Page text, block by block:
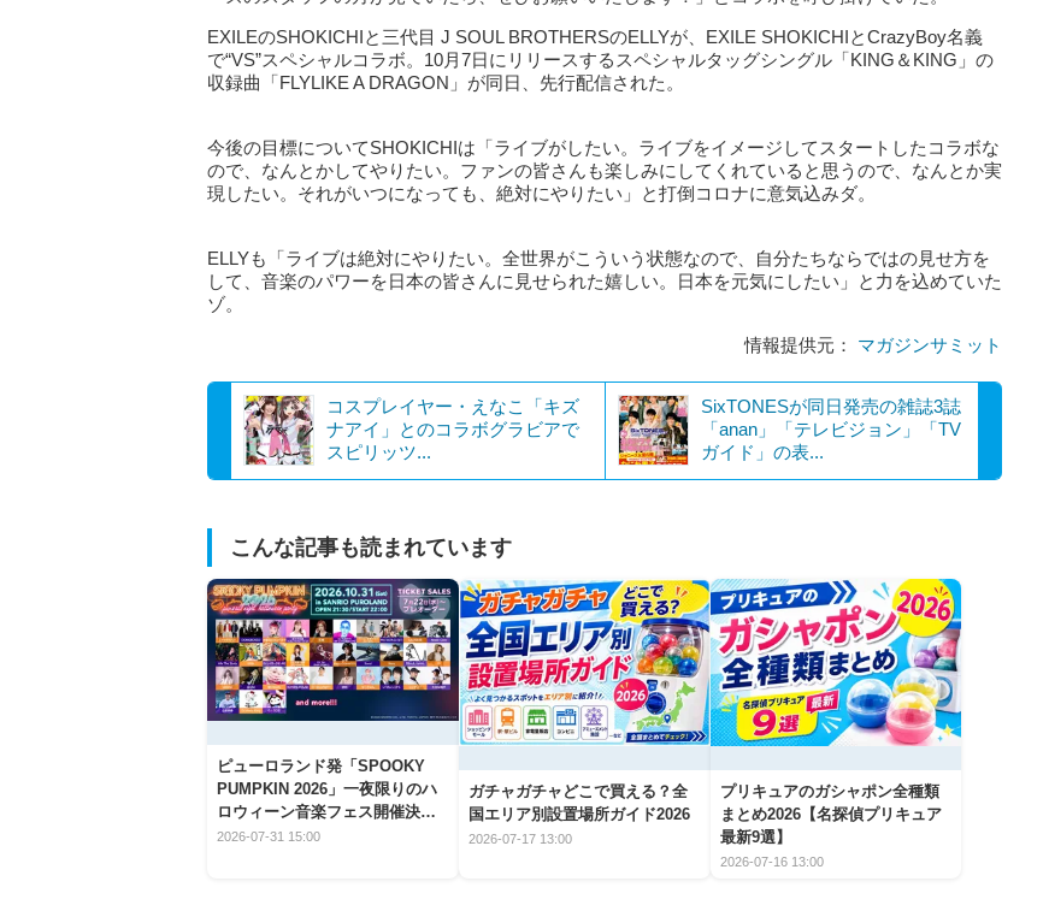
EXILEのSHOKICHIと三代目 J SOUL BROTHERSのELLYが、EXILE SHOKICHIとCrazyBoy名義
で“VS”スペシャルコラボ。10月7日にリリースするスペシャルタッグシングル「KING＆KING」の
収録曲「FLYLIKE A DRAGON」が同日、先行配信された。
今後の目標についてSHOKICHIは「ライブがしたい。ライブをイメージしてスタートしたコラボな
ので、なんとかしてやりたい。ファンの皆さんも楽しみにしてくれていると思うので、なんとか実
現したい。それがいつになっても、絶対にやりたい」と打倒コロナに意気込みダ。
ELLYも「ライブは絶対にやりたい。全世界がこういう状態なので、自分たちならではの見せ方を
して、音楽のパワーを日本の皆さんに見せられた嬉しい。日本を元気にしたい」と力を込めていた
ゾ。
情報提供元： マガジンサミット
コスプレイヤー・えなこ「キズ
ナアイ」とのコラボグラビアで
スピリッツ...
SixTONESが同日発売の雑誌3誌
「anan」「テレビジョン」「TV
ガイド」の表...
こんな記事も読まれています
ピューロランド発「SPOOKY
PUMPKIN 2026」一夜限りのハ
ロウィーン音楽フェス開催決
定！
2026-07-31 15:00
ガチャガチャどこで買える？全
国エリア別設置場所ガイド2026
2026-07-17 13:00
プリキュアのガシャポン全種類
まとめ2026【名探偵プリキュア
最新9選】
2026-07-16 13:00